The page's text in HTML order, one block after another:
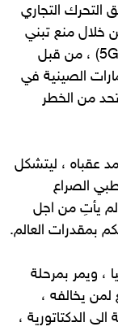
التحرك التجاري
خلال منع تبني
التقنيات الصينية ، مثل تقنية ال ( 5G Hawei) ، من قبل
الصينية في
من الخطر
عقباه ، ليتشكل
الصراع
يأتِ من اجل
بمقدرات العالم.
، ويمر بمرحلة
لمن يخالفه ،
الدكتاتورية ،